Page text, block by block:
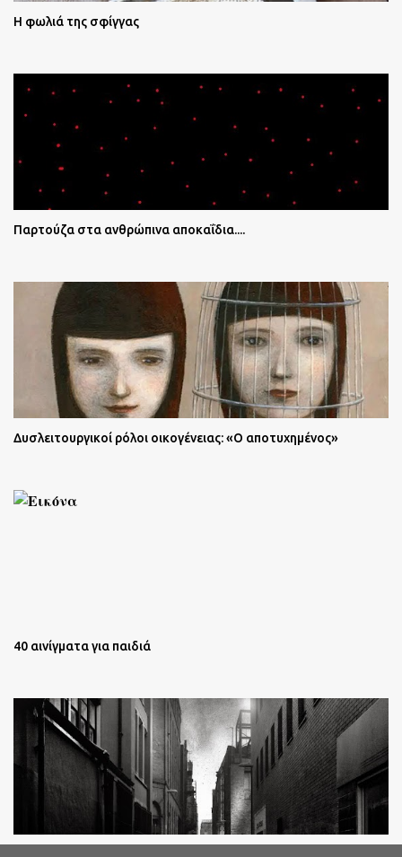
Η φωλιά της σφίγγας
Παρτούζα στα ανθρώπινα αποκαΐδια....
Δυσλειτουργικοί ρόλοι οικογένειας: «Ο αποτυχημένος»
40 αινίγματα για παιδιά